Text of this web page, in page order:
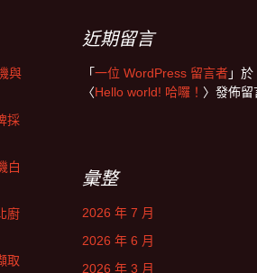
與
採
白
廚
取
近期留言
「一位 WordPress 留言者」於
〈Hello world! 哈囉！ 〉發佈留
彙整
2026 年 7 月
2026 年 6 月
2026 年 3 月